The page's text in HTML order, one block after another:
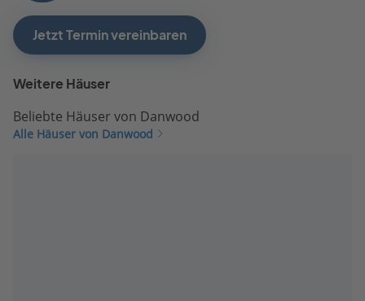
Jetzt Termin vereinbaren
Weitere Häuser
Beliebte Häuser von Danwood
Alle Häuser von Danwood